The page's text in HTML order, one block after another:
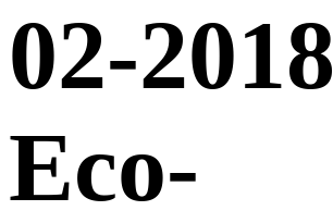
02-2018
Eco-